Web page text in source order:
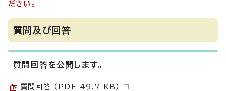
ださい。
質問及び回答
質問回答を公開します。
質問回答 （PDF 49.7 KB）